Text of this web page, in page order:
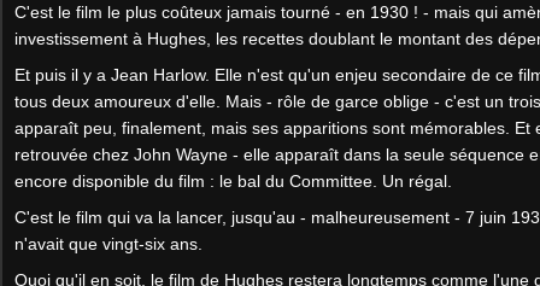
C'est le film le plus coûteux jamais tourné - en 1930 ! - mais qui
investissement à Hughes, les recettes doublant le montant des
Et puis il y a Jean Harlow. Elle n'est qu'un enjeu secondaire de ce
tous deux amoureux d'elle. Mais - rôle de garce oblige - c'est un
apparaît peu, finalement, mais ses apparitions sont mémorables. Et
retrouvée chez John Wayne - elle apparaît dans la seule séquence
encore disponible du film : le bal du Committee. Un régal.
C'est le film qui va la lancer, jusqu'au - malheureusement - 7 juin
n'avait que vingt-six ans.
Quoi qu'il en soit, le film de Hughes restera longtemps comme l'une